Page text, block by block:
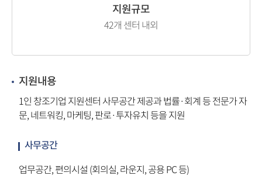
지원규모
42개 센터 내외
지원내용
1인 창조기업 지원센터 사무공간 제공과 법률·회계 등 전문가 자
문, 네트워킹, 마케팅, 판로·투자유치 등을 지원
사무공간
업무공간, 편의시설 (회의실, 라운지, 공용 PC 등)